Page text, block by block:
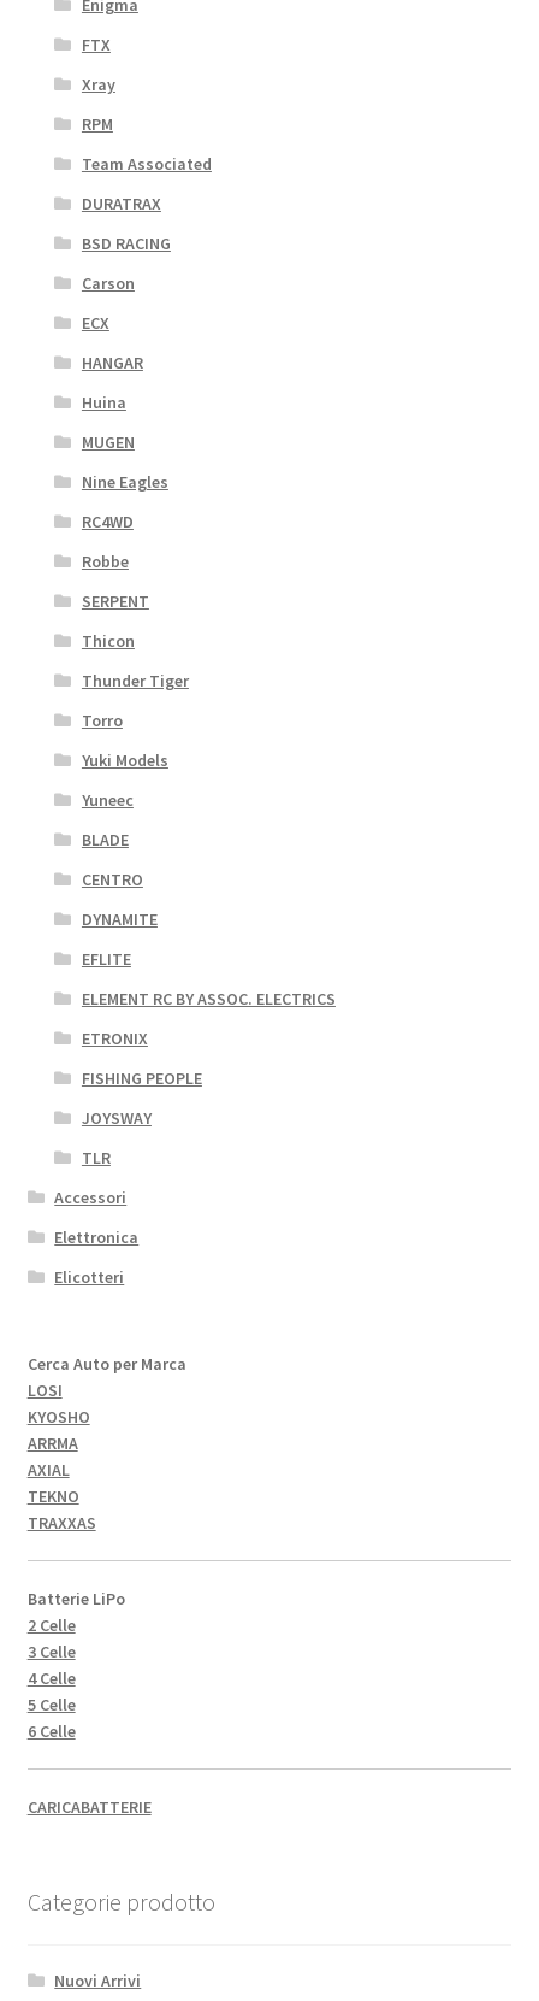
FTX
Xray
RPM
Team Associated
DURATRAX
BSD RACING
Carson
ECX
HANGAR
Huina
MUGEN
Nine Eagles
RC4WD
Robbe
SERPENT
Thicon
Thunder Tiger
Torro
Yuki Models
Yuneec
BLADE
CENTRO
DYNAMITE
EFLITE
ELEMENT RC BY ASSOC. ELECTRICS
ETRONIX
FISHING PEOPLE
JOYSWAY
TLR
Accessori
Elettronica
Elicotteri
Cerca Auto per Marca
LOSI
KYOSHO
ARRMA
AXIAL
TEKNO
TRAXXAS
Batterie LiPo
2 Celle
3 Celle
4 Celle
5 Celle
6 Celle
CARICABATTERIE
Categorie prodotto
Nuovi Arrivi